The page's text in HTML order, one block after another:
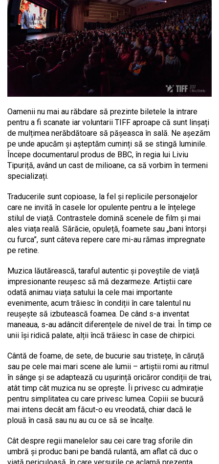
Oamenii nu mai au răbdare să prezinte biletele la intrare
pentru a fi scanate iar voluntarii TIFF aproape că sunt linșați
de mulțimea nerăbdătoare să pășeasca în sală. Ne așezăm
pe unde apucăm și așteptăm cuminți să se stingă luminile.
Începe documentarul produs de BBC, în regia lui Liviu
Tipuriță, având un cast de milioane, ca să vorbim în termeni
specializați.
Traducerile sunt copioase, la fel și replicile personajelor
care ne invită în casele lor opulente pentru a le înțelege
stilul de viață. Contrastele domină scenele de film și mai
ales viața reală. Sărăcie, opuleță, foamete sau „bani întorși
cu furca”, sunt câteva repere care mi-au rămas impregnate
pe retine.
Muzica lăutărească, taraful autentic și poveștile de viață
impresionante reușesc să mă dezarmeze. Artiștii care
odată animau viața satului la cele mai importante
evenimente, acum trăiesc în condiții în care talentul nu
reușește să izbutească foamea. De când s-a inventat
maneaua, s-au adâncit diferențele de nivel de trai. În timp ce
unii își ridică palate, alții încă trăiesc în case de chirpici.
Cântă de foame, de sete, de bucurie sau tristețe, în căruță
sau pe cele mai mari scene ale lumii – artiștii romi au ritmul
în sânge și se adaptează cu ușurință oricăror condiții de trai,
atât timp cât muzica nu se oprește. Îi privesc cu admirație
pentru simplitatea cu care privesc lumea. Copiii se bucură
mai intens decât am făcut-o eu vreodată, chiar dacă le
plouă în casă sau nu au cu ce să se încalțe.
Cât despre regii manelelor sau cei care trag sforile din
umbră și produc bani pe bandă rulantă, am aflat că duc o
viață periculoasă, în care versurile ce aclamă prezența